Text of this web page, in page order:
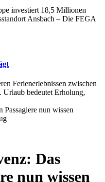
investiert 18,5 Millionen
Ansbach – Die FEGA
Ferienerlebnissen zwischen
bedeutet Erholung,
Das
nun wissen